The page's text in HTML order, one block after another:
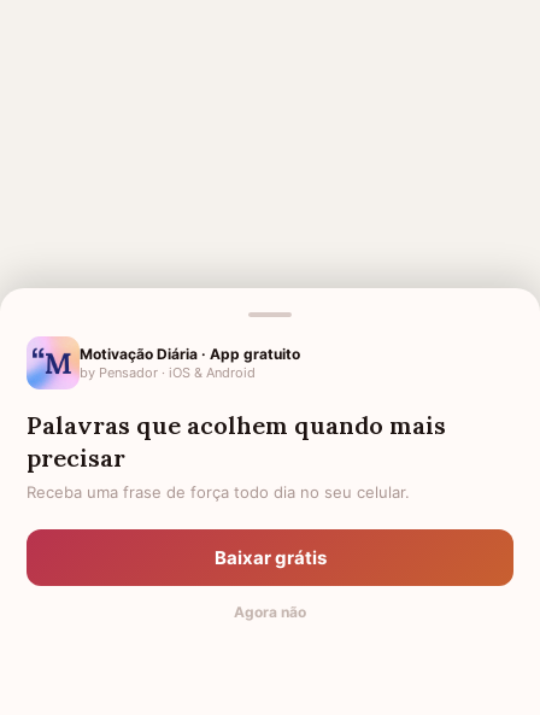
MENSAGENS RELACIONADAS
AMIGA QUE PERDEU A MÃE
PERDEU O FILHO
DOENTE
FALECIDA
CARTA PARA MÃE FALECIDA
PERDEU SUA FILHA
Motivação Diária · App gratuito
by Pensador · iOS & Android
Palavras que acolhem quando mais
precisar
Receba uma frase de força todo dia no seu celular.
Baixar grátis
Agora não